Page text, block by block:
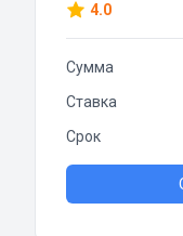
4.0
Сумма
Ставка
Срок